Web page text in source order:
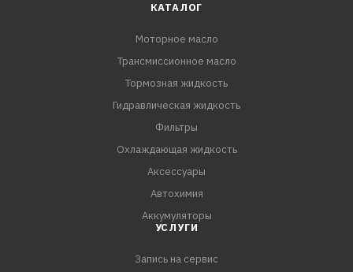
КАТАЛОГ
Моторное масло
Трансмиссионное масло
Тормозная жидкость
Гидравлическая жидкость
Фильтры
Охлаждающая жидкость
Аксессуары
Автохимия
Аккумуляторы
УСЛУГИ
Запись на сервис